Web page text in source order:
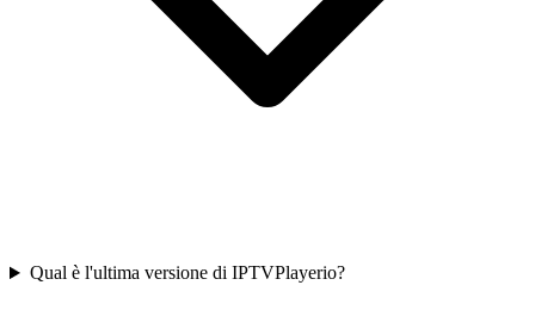
Qual è l'ultima versione di IPTVPlayerio?